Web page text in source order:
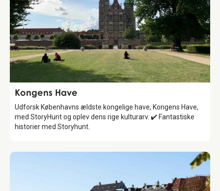
Attraction
Kongens Have
Udforsk Københavns ældste kongelige have, Kongens Have,
med StoryHunt og oplev dens rige kulturarv. ✔️ Fantastiske
historier med Storyhunt.